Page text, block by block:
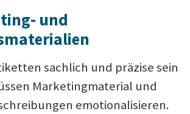
und
sachlich und präzise sein
Marketingmaterial und
emotionalisieren.